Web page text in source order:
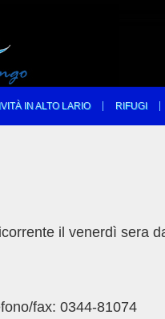
IN ALTO LARIO RIFUGI
il venerdì sera
fax: 0344-81074